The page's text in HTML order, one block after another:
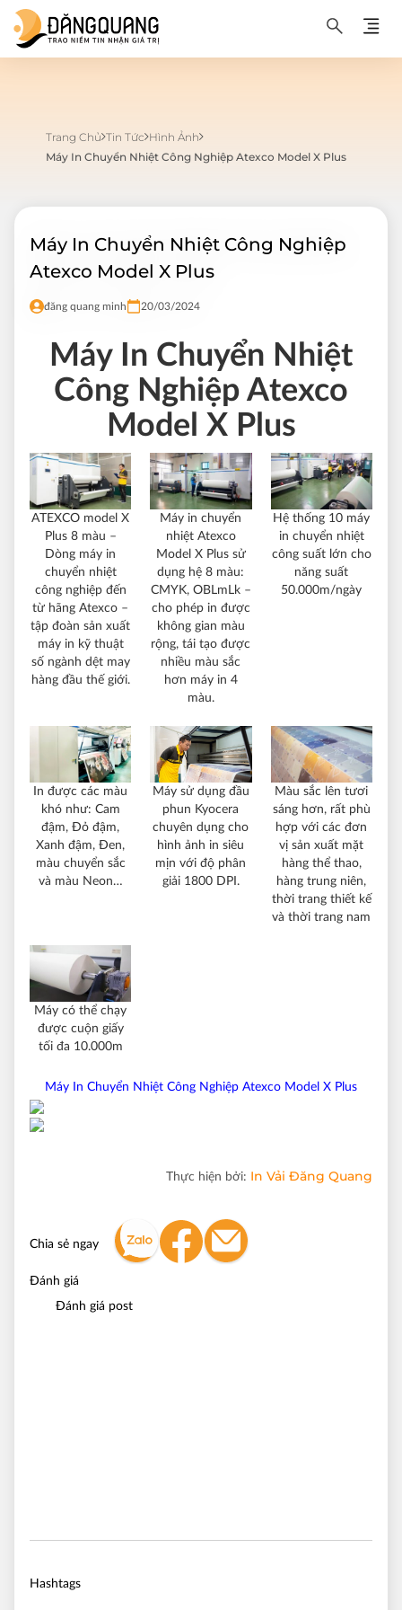
Trang Chủ Tin Tức Hình Ảnh
Máy In Chuyển Nhiệt Công Nghiệp Atexco Model X Plus
Máy In Chuyển Nhiệt Công Nghiệp
Atexco Model X Plus
đăng quang minh 20/03/2024
Máy In Chuyển Nhiệt
Công Nghiệp Atexco
Model X Plus
ATEXCO model X
Plus 8 màu –
Dòng máy in
chuyển nhiệt
công nghiệp đến
từ hãng Atexco –
tập đoàn sản xuất
máy in kỹ thuật
số ngành dệt may
hàng đầu thế giới.
Máy in chuyển
nhiệt Atexco
Model X Plus sử
dụng hệ 8 màu:
CMYK, OBLmLk –
cho phép in được
không gian màu
rộng, tái tạo được
nhiều màu sắc
hơn máy in 4
màu.
Hệ thống 10 máy
in chuyển nhiệt
công suất lớn cho
năng suất
50.000m/ngày
In được các màu
khó như: Cam
đậm, Đỏ đậm,
Xanh đậm, Đen,
màu chuyển sắc
và màu Neon…
Máy sử dụng đầu
phun Kyocera
chuyên dụng cho
hình ảnh in siêu
mịn với độ phân
giải 1800 DPI.
Màu sắc lên tươi
sáng hơn, rất phù
hợp với các đơn
vị sản xuất mặt
hàng thể thao,
hàng trung niên,
thời trang thiết kế
và thời trang nam
Máy có thể chạy
được cuộn giấy
tối đa 10.000m
Máy In Chuyển Nhiệt Công Nghiệp Atexco Model X Plus
Thực hiện bởi: In Vải Đăng Quang
Chia sẻ ngay
Đánh giá
Đánh giá post
Hashtags